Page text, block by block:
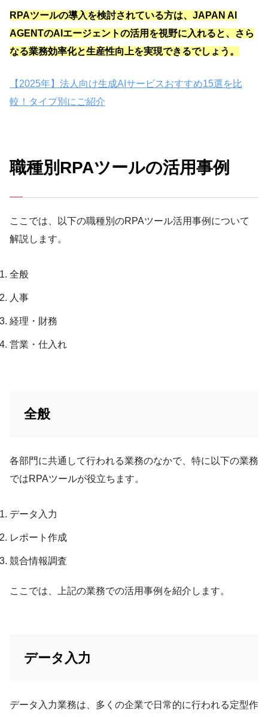
RPAツールの導入を検討されている方は、JAPAN AI
AGENTのAIエージェントの活用を視野に入れると、さら
なる業務効率化と生産性向上を実現できるでしょう。
【2025年】法人向け生成AIサービスおすすめ15選を比
較！タイプ別にご紹介
職種別RPAツールの活用事例
ここでは、以下の職種別のRPAツール活用事例について
解説します。
全般
人事
経理・財務
営業・仕入れ
全般
各部門に共通して行われる業務のなかで、特に以下の業務
ではRPAツールが役立ちます。
データ入力
レポート作成
競合情報調査
ここでは、上記の業務での活用事例を紹介します。
データ入力
データ入力業務は、多くの企業で日常的に行われる定型作